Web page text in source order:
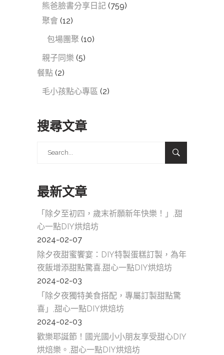
熊爸臉書分享日記 (759)
聚會 (12)
包場團聚 (10)
親子同樂 (5)
餐點 (2)
毛小孩點心專區 (2)
搜尋文章
最新文章
「除夕至初四，歲末祈願新年快樂！」,甜
心一點DIY烘焙坊
2024-02-07
除夕夜甜蜜饗宴：DIY特製蛋糕訂製，為年
夜飯增添甜點驚喜,甜心一點DIY烘焙坊
2024-02-03
「除夕夜獨特美食搭配，專屬訂製甜點驚
喜」,甜心一點DIY烘焙坊
2024-02-03
歡樂耶誕節！國光國小小朋友享受甜心DIY
烘焙樂。,甜心一點DIY烘焙坊